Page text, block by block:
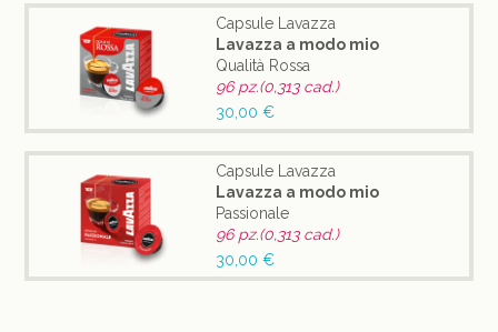
Capsule Lavazza
Lavazza a modo mio
Qualità Rossa
96 pz.(0,313 cad.)
30,00 €
Capsule Lavazza
Lavazza a modo mio
Passionale
96 pz.(0,313 cad.)
30,00 €